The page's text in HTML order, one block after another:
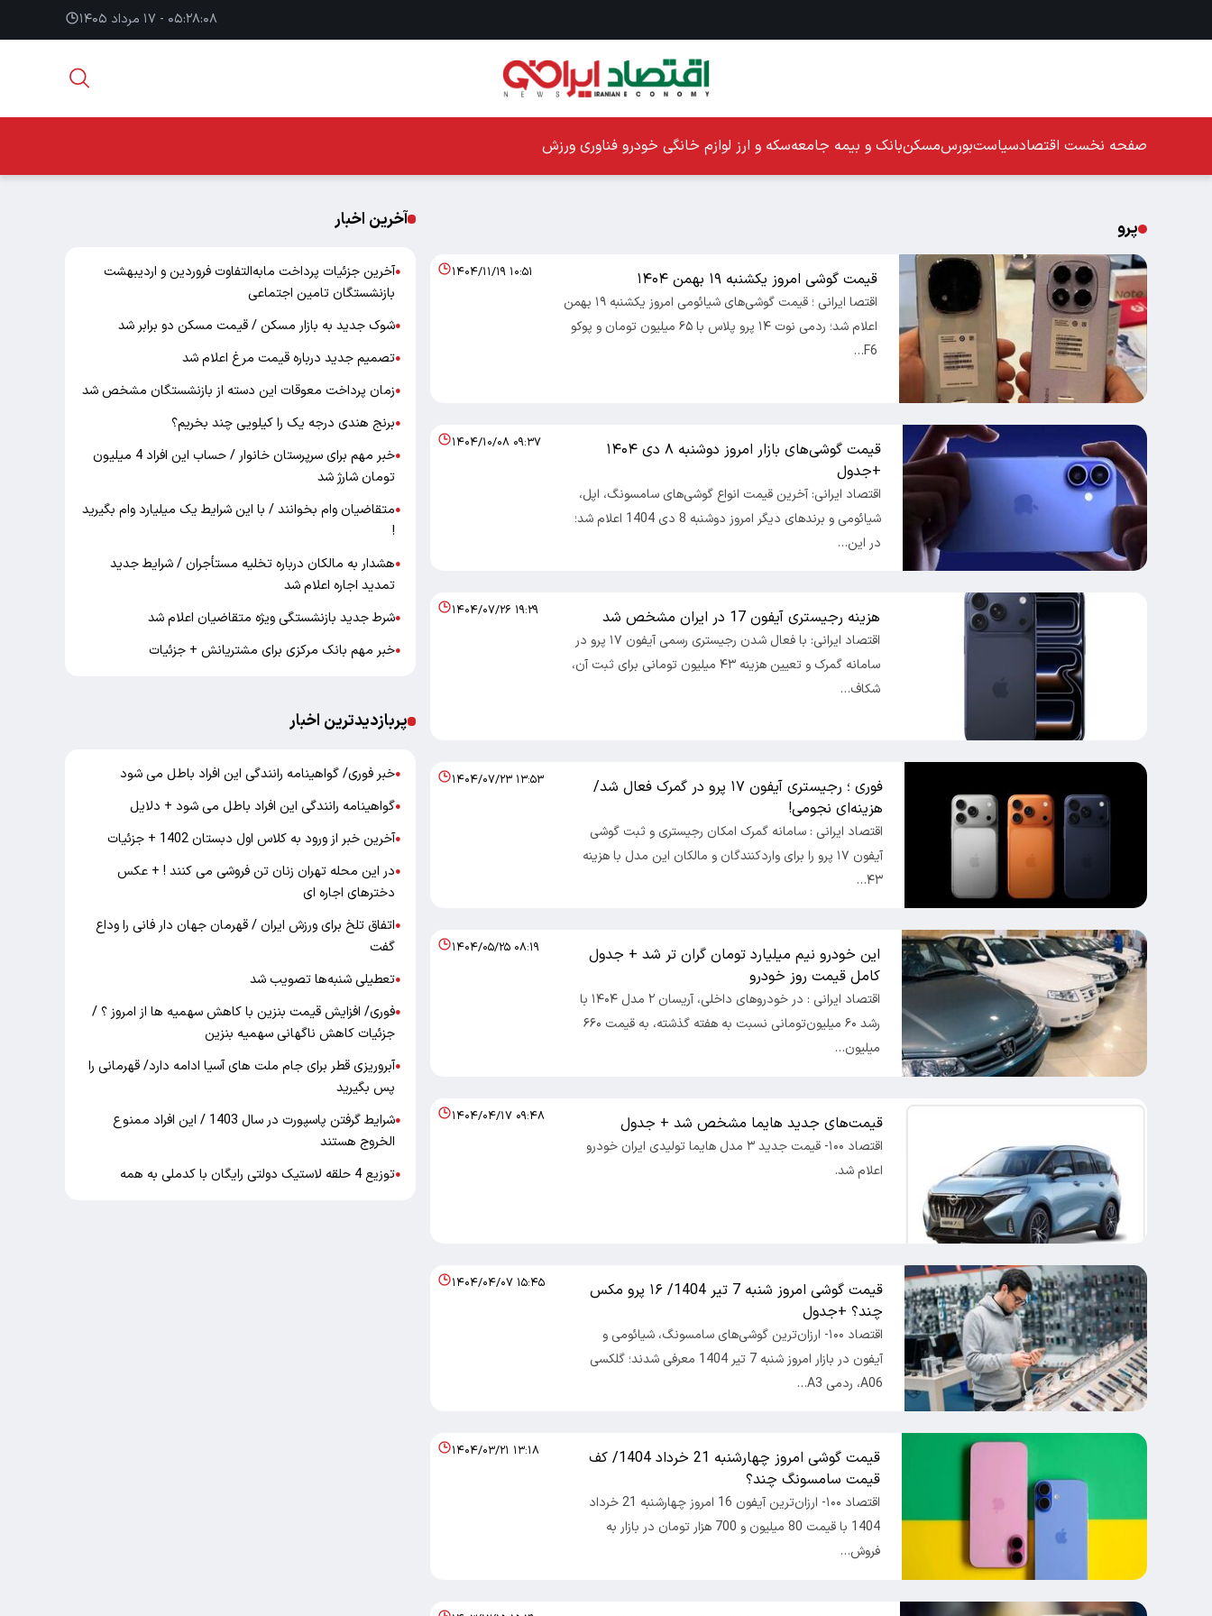
۰۵:۲۸:۰۸ - ۱۷ مرداد ۱۴۰۵
صفحه نخست اقتصادسیاستبورسمسکنبانک و بیمه جامعهسکه و ارز لوازم خانگی خودرو فناوری ورزش
پرو
قیمت گوشی امروز یکشنبه ۱۹ بهمن ۱۴۰۴
اقتصا ایرانی ؛ قیمت گوشی‌های شیائومی امروز یکشنبه ۱۹ بهمن
اعلام شد؛ ردمی نوت ۱۴ پرو پلاس با ۶۵ میلیون تومان و پوکو
F6…
۱۴۰۴/۱۱/۱۹ ۱۰:۵۱
قیمت گوشی‌های بازار امروز دوشنبه ۸ دی ۱۴۰۴
+‌جدول
اقتصاد ایرانی: آخرین قیمت انواع گوشی‌های سامسونگ، اپل،
شیائومی و برندهای دیگر امروز دوشنبه 8 دی 1404 اعلام شد؛
در این…
۱۴۰۴/۱۰/۰۸ ۰۹:۳۷
هزینه رجیستری آیفون 17 در ایران مشخص شد
اقتصاد ایرانی: با فعال‌ شدن رجیستری رسمی آیفون ۱۷ پرو در
سامانه گمرک و تعیین هزینه ۴۳ میلیون تومانی برای ثبت آن،
شکاف…
۱۴۰۴/۰۷/۲۶ ۱۹:۲۹
فوری ؛ رجیستری آیفون ۱۷ پرو در گمرک فعال شد/
هزینه‌ای نجومی!
اقتصاد ایرانی : سامانه گمرک امکان رجیستری و ثبت گوشی
آیفون ۱۷ پرو را برای واردکنندگان و مالکان این مدل با هزینه
۴۳…
۱۴۰۴/۰۷/۲۳ ۱۳:۵۳
این خودرو نیم میلیارد تومان گران‌ تر شد + جدول
کامل قیمت روز خودرو
اقتصاد ایرانی : در خودروهای داخلی، آریسان ۲ مدل ۱۴۰۴ با
رشد ۶۰ میلیون‌تومانی نسبت به هفته گذشته، به قیمت ۶۶۰
میلیون…
۱۴۰۴/۰۵/۲۵ ۰۸:۱۹
قیمت‌های جدید هایما مشخص شد + جدول
اقتصاد ۱۰۰- قیمت جدید ۳ مدل هایما تولیدی ایران خودرو
اعلام شد.
۱۴۰۴/۰۴/۱۷ ۰۹:۴۸
قیمت گوشی امروز شنبه 7 تیر 1404/ ۱۶ پرو مکس
چند؟ +جدول
اقتصاد ۱۰۰- ارزان‌ترین گوشی‌های سامسونگ، شیائومی و
آیفون در بازار امروز شنبه 7 تیر 1404 معرفی شدند؛ گلکسی
A06، ردمی A3…
۱۴۰۴/۰۴/۰۷ ۱۵:۴۵
قیمت گوشی امروز چهارشنبه 21 خرداد 1404/ کف
قیمت سامسونگ چند؟
اقتصاد ۱۰۰- ارزان‌ترین آیفون 16 امروز چهارشنبه 21 خرداد
1404 با قیمت 80 میلیون و 700 هزار تومان در بازار به
فروش…
۱۴۰۴/۰۳/۲۱ ۱۳:۱۸
آخرین اخبار
●آخرین جزئیات پرداخت مابه‌التفاوت فروردین و اردیبهشت
بازنشستگان تامین اجتماعی
●شوک جدید به بازار مسکن / قیمت مسکن دو برابر شد
●تصمیم جدید درباره قیمت مرغ اعلام شد
●زمان پرداخت معوقات این دسته از بازنشستگان مشخص شد
●برنج هندی درجه یک را کیلویی چند بخریم؟
●
خبر مهم برای سرپرستان خانوار / حساب این افراد 4 میلیون
تومان شارژ شد
●متقاضیان وام بخوانند / با این شرایط یک میلیارد وام بگیرید
!
●هشدار به مالکان درباره تخلیه مستأجران / شرایط جدید
تمدید اجاره اعلام شد
●شرط جدید بازنشستگی ویژه متقاضیان اعلام شد
●خبر مهم بانک مرکزی برای مشتریانش + جزئیات
پربازدیدترین اخبار
●خبر فوری/ گواهینامه رانندگی این افراد باطل می شود
●گواهینامه رانندگی این افراد باطل می شود + دلایل
●آخرین خبر از ورود به کلاس اول دبستان 1402 + جزئیات
●در این محله تهران زنان تن فروشی می کنند ! + عکس
دخترهای اجاره ای
●اتفاق تلخ برای ورزش ایران / قهرمان جهان دار فانی را وداع
گفت
●تعطیلی شنبه‌ها تصویب شد
●فوری/ افزایش قیمت بنزین با کاهش سهمیه ها از امروز ؟ /
جزئیات کاهش ناگهانی سهمیه بنزین
●آبروریزی قطر برای جام ملت های آسیا ادامه دارد/ قهرمانی را
پس بگیرید
●
شرایط گرفتن پاسپورت در سال 1403 / این افراد ممنوع
الخروج هستند
●توزیع 4 حلقه لاستیک دولتی رایگان با کدملی به همه